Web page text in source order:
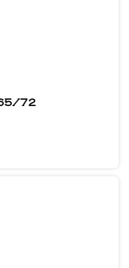
72